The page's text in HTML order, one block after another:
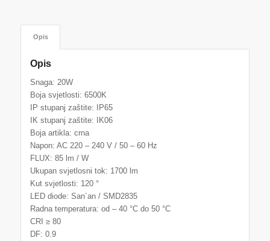
Opis
Opis
Snaga: 20W
Boja svjetlosti: 6500K
IP stupanj zaštite: IP65
IK stupanj zaštite: IK06
Boja artikla: crna
Napon: AC 220 – 240 V / 50 – 60 Hz
FLUX: 85 lm / W
Ukupan svjetlosni tok: 1700 lm
Kut svjetlosti: 120 °
LED diode: San`an / SMD2835
Radna temperatura: od – 40 °C do 50 °C
CRI ≥ 80
DF: 0.9